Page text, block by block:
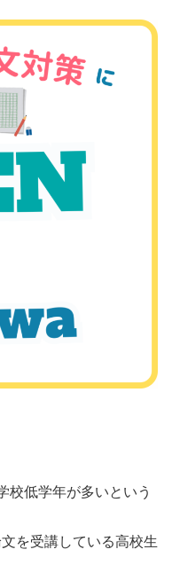
低学年が多いという
を受講している高校生